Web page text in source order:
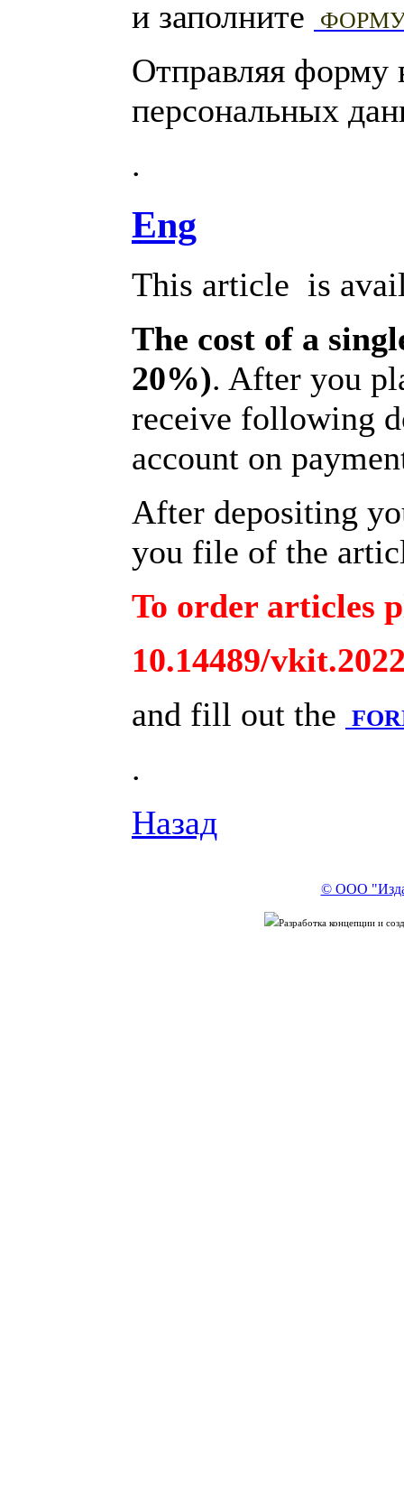
и заполните
Отправляя форму
персональных
.
Eng
This article is
The cost of a
20%). After you
receive following
account on
After depositing
you file of the
To order articles
10.14489/
and fill out the
.
Назад
© ООО
Разработка концепции и